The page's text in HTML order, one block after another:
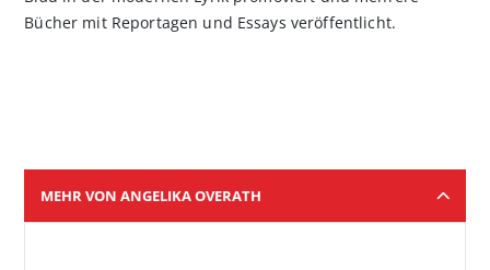
Bücher mit Reportagen und Essays veröffentlicht.
MEHR VON ANGELIKA OVERATH